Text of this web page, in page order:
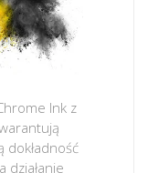
Ink z
dokładność
działanie